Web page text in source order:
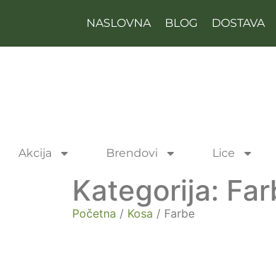
NASLOVNA BLOG DOSTAVA
Akcija Brendovi Lice
Kategorija:
Početna / Kosa / Farbe